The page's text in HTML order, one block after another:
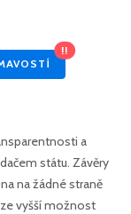
!!
a
státu. Závěry
na žádné straně
vyšší možnost